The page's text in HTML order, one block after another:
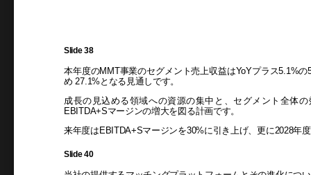
Slide 38
本年度のMMT事業のセグメント売上収益はYoYプラス5.1%
め 27.1%となる見通しです。
成長の見込める領域への資源の集中と、セグメント全体
EBITDA+Sマージンの増大を図る計画です。
来年度はEBITDA+Sマージンを30%に引き上げ、更に2028年
Slide 40